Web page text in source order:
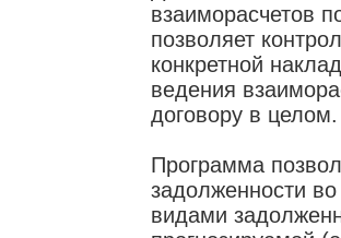
взаиморасчетов
позволяет
конкретной
ведения
договору в целом.
Программа
задолженности
видами